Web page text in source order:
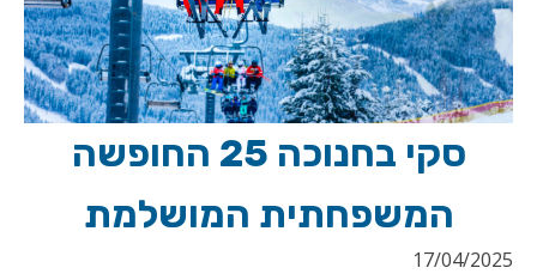
סקי בחנוכה 25 החופשה
המשפחתית המושלמת
17/04/2025